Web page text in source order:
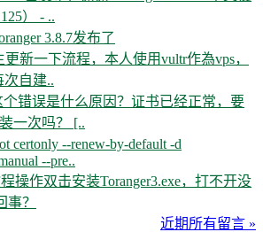
） - ..
3.8.7发布了
更新一下流程，本人使用vultr作為vps，
次自建..
个错误是什么原因？证书已经正常，要
一次吗？ [..
certonly --renew-by-default -d
--pre..
操作双击安装Toranger3.exe，打不开没
？
近期所有留言 »